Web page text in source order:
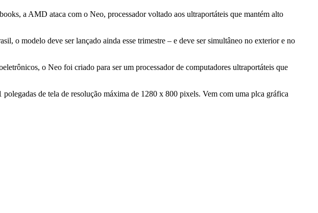
a AMD ataca com o Neo, processador voltado aos ultraportáteis que mantém alto
o modelo deve ser lançado ainda esse trimestre – e deve ser simultâneo no exterior e no
o Neo foi criado para ser um processador de computadores ultraportáteis que
de tela de resolução máxima de 1280 x 800 pixels. Vem com uma plca gráfica